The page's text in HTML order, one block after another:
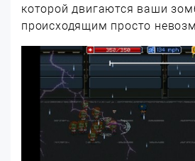
которой двигаются ваши
происходящим просто